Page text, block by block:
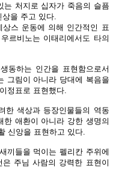
는 처지로 십자가 죽음의 슬픔
을 주고 있다.
스 운동에 의해 인간적인 표
르비노는 이태리에서도 타의
동하는 인간을 표현함으로서
그림이 아니라 당대에 복음을
정표로 표현했다.
한 색상과 등장인물들의 역동
한 애환이 아니라 강한 생명의
신앙을 표현하고 있다.
끼들을 먹이는 펠리칸 주위에
주님 사람의 강력한 표현이